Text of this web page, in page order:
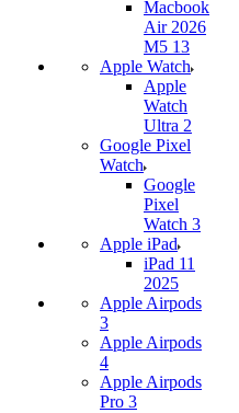
Macbook
Air 2026
M5 13
Apple Watch
Apple
Watch
Ultra 2
Google Pixel
Watch
Google
Pixel
Watch 3
Apple iPad
iPad 11
2025
Apple Airpods
3
Apple Airpods
4
Apple Airpods
Pro 3